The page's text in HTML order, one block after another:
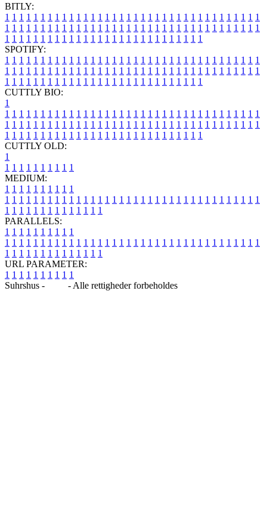
BITLY:
1 1 1 1 1 1 1 1 1 1 1 1 1 1 1 1 1 1 1 1 1 1 1 1 1 1 1 1 1 1 1 1 1 1 1 1
1 1 1 1 1 1 1 1 1 1 1 1 1 1 1 1 1 1 1 1 1 1 1 1 1 1 1 1 1 1 1 1 1 1 1 1
1 1 1 1 1 1 1 1 1 1 1 1 1 1 1 1 1 1 1 1 1 1 1 1 1 1 1 1
SPOTIFY:
1 1 1 1 1 1 1 1 1 1 1 1 1 1 1 1 1 1 1 1 1 1 1 1 1 1 1 1 1 1 1 1 1 1 1 1
1 1 1 1 1 1 1 1 1 1 1 1 1 1 1 1 1 1 1 1 1 1 1 1 1 1 1 1 1 1 1 1 1 1 1 1
1 1 1 1 1 1 1 1 1 1 1 1 1 1 1 1 1 1 1 1 1 1 1 1 1 1 1 1
CUTTLY BIO:
1
1 1 1 1 1 1 1 1 1 1 1 1 1 1 1 1 1 1 1 1 1 1 1 1 1 1 1 1 1 1 1 1 1 1 1 1
1 1 1 1 1 1 1 1 1 1 1 1 1 1 1 1 1 1 1 1 1 1 1 1 1 1 1 1 1 1 1 1 1 1 1 1
1 1 1 1 1 1 1 1 1 1 1 1 1 1 1 1 1 1 1 1 1 1 1 1 1 1 1 1
CUTTLY OLD:
1
1 1 1 1 1 1 1 1 1 1
MEDIUM:
1 1 1 1 1 1 1 1 1 1
1 1 1 1 1 1 1 1 1 1 1 1 1 1 1 1 1 1 1 1 1 1 1 1 1 1 1 1 1 1 1 1 1 1 1 1
1 1 1 1 1 1 1 1 1 1 1 1 1 1
PARALLELS:
1 1 1 1 1 1 1 1 1 1
1 1 1 1 1 1 1 1 1 1 1 1 1 1 1 1 1 1 1 1 1 1 1 1 1 1 1 1 1 1 1 1 1 1 1 1
1 1 1 1 1 1 1 1 1 1 1 1 1 1
URL PARAMETER:
1 1 1 1 1 1 1 1 1 1
Suhrshus -
- Alle rettigheder forbeholdes